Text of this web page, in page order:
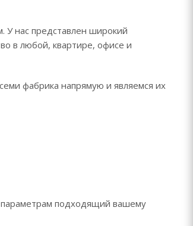
У нас представлен широкий
в любой, квартире, офисе и
фабрика напрямую и являемся их
параметрам подходящий вашему